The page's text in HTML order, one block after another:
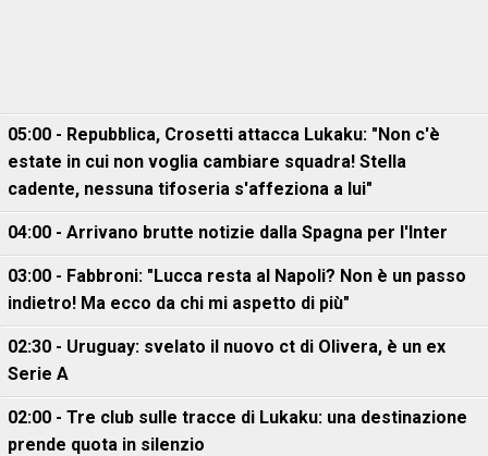
05:00 - Repubblica, Crosetti attacca Lukaku: "Non c'è
estate in cui non voglia cambiare squadra! Stella
cadente, nessuna tifoseria s'affeziona a lui"
04:00 - Arrivano brutte notizie dalla Spagna per l'Inter
03:00 - Fabbroni: "Lucca resta al Napoli? Non è un passo
indietro! Ma ecco da chi mi aspetto di più"
02:30 - Uruguay: svelato il nuovo ct di Olivera, è un ex
Serie A
02:00 - Tre club sulle tracce di Lukaku: una destinazione
prende quota in silenzio